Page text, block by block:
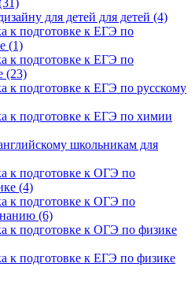
для детей для детей (4)
к подготовке к ЕГЭ по
(1)
к подготовке к ЕГЭ по
(23)
к подготовке к ЕГЭ по русскому
к подготовке к ЕГЭ по химии
школьникам для
к подготовке к ОГЭ по
(4)
к подготовке к ОГЭ по
(6)
к подготовке к ОГЭ по физике
к подготовке к ЕГЭ по физике